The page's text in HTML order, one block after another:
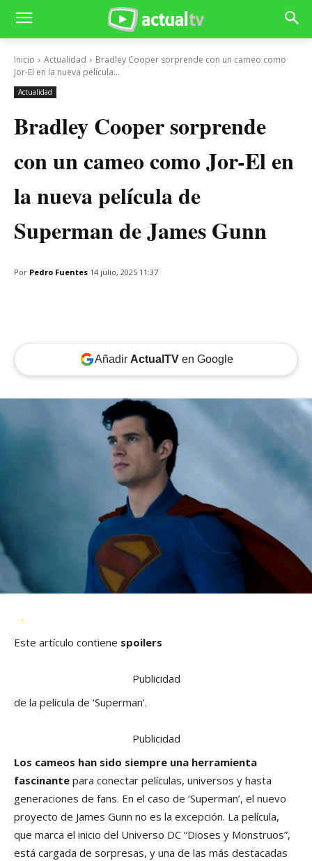
Inicio Actualidad
Bradley Cooper sorprende con un cameo como
Jor-El en la nueva película...
Actualidad
Bradley Cooper sorprende
con un cameo como Jor-El en
la nueva película de
Superman de James Gunn
Por Pedro Fuentes 14 julio, 2025 11:37
Añadir ActualTVen Google
Este artículo contiene spoilers
Publicidad
de la película de ‘Superman’.
Publicidad
Los cameos han sido siempre una herramienta
fascinante para conectar películas, universos y hasta
generaciones de fans. En el caso de ‘Superman’, el nuevo
proyecto de James Gunn no es la excepción. La película,
que marca el inicio del Universo DC “Dioses y Monstruos”,
está cargada de sorpresas, y una de las más destacadas